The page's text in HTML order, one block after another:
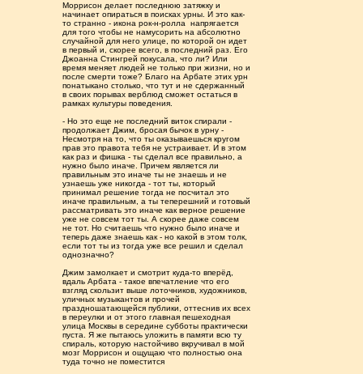
Моррисон делает последнюю затяжку и
начинает опираться в поисках урны. И это как-
то странно - икона рок-н-ролла напрягается
для того чтобы не намусорить на абсолютно
случайной для него улице, по которой он идет
в первый и, скорее всего, в последний раз. Его
Джоанна Стингрей покусала, что ли? Или
время меняет людей не только при жизни, но и
после смерти тоже? Благо на Арбате этих урн
понатыкано столько, что тут и не сдержанный
в своих порывах верблюд сможет остаться в
рамках культуры поведения.
- Но это еще не последний виток спирали -
продолжает Джим, бросая бычок в урну -
Несмотря на то, что ты оказываешься кругом
прав это правота тебя не устраивает. И в этом
как раз и фишка - ты сделал все правильно, а
нужно было иначе. Причем является ли
правильным это иначе ты не знаешь и не
узнаешь уже никогда - тот ты, который
принимал решение тогда не посчитал это
иначе правильным, а ты теперешний и готовый
рассматривать это иначе как верное решение
уже не совсем тот ты. А скорее даже совсем
не тот. Но считаешь что нужно было иначе и
теперь даже знаешь как - но какой в этом толк,
если тот ты из тогда уже все решил и сделал
однозначно?
Джим замолкает и смотрит куда-то вперёд,
вдаль Арбата - такое впечатление что его
взгляд скользит выше лоточников, художников,
уличных музыкантов и прочей
праздношатающейся публики, оттеснив их всех
в переулки и от этого главная пешеходная
улица Москвы в середине субботы практически
пуста. Я же пытаюсь уложить в памяти всю ту
спираль, которую настойчиво вкручивал в мой
мозг Моррисон и ощущаю что полностью она
туда точно не поместится